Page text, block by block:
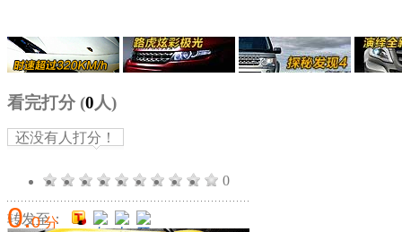
看完打分 (0人)
还没有人打分！
0
0.0 分
转发至：